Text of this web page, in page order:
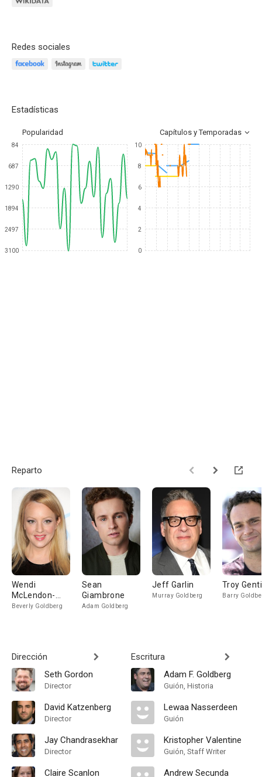
Redes sociales
Estadísticas
Popularidad Capítulos y Temporadas
84
687
1290
1894
2497
3100
10
8
6
4
2
0
Reparto
Wendi
McLendon-
Covey
Beverly Goldberg
Sean
Giambrone
Adam Goldberg
Jeff Garlin
Murray Goldberg
Troy
Barry
Dirección
Seth Gordon
Director
David Katzenberg
Director
Jay Chandrasekhar
Director
Claire Scanlon
Escritura
Adam F. Goldberg
Guión, Historia
Lewaa Nasserdeen
Guión
Kristopher Valentine
Guión, Staff Writer
Andrew Secunda